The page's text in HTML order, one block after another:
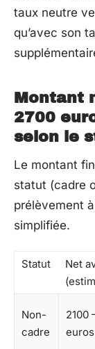
taux neutre
qu’avec son
Montant
2700
selon le
Le montant
statut (cadre
prélèvement
simplifiée.
Statut
Net
Non-
cadre
2100
euros